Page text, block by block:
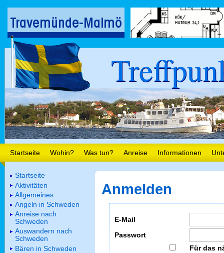
Startseite Wohin? Was tun? Anreise Informationen
Anmelden
E-Mail
Passwort
Für das
Startseite
Aktivitäten
Allgemeines
Angeln in Schweden
Anreise nach
Schweden
Auswandern nach
Schweden
Bären in Schweden